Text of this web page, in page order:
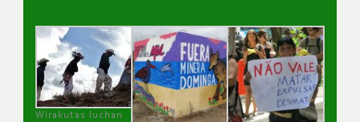
Wirakutas luchan